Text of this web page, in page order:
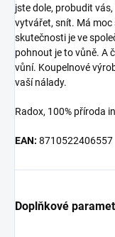
jste dole, probudit
vytvářet, snít. Má
skutečnosti je ve
pohnout je to vůně. A
vůní. Koupelnové
vaší nálady.
Radox, 100% příroda
EAN: 8710522406557
Doplňkové